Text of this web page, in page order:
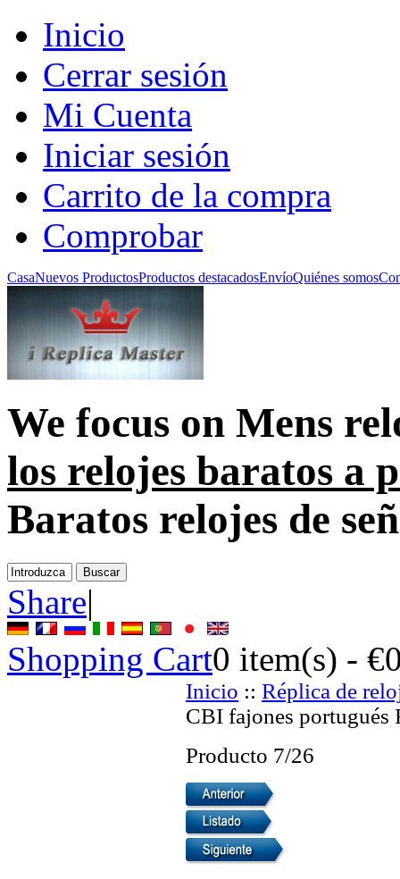
Inicio
Cerrar sesión
Mi Cuenta
Iniciar sesión
Carrito de la compra
Comprobar
CasaNuevos ProductosProductos destacadosEnvíoQuiénes somos
We focus on Mens
los relojes baratos a
Baratos relojes de
Share|
Shopping Cart0 item(s) -
Inicio :: Réplica de
CBI fajones portugués
Producto 7/26